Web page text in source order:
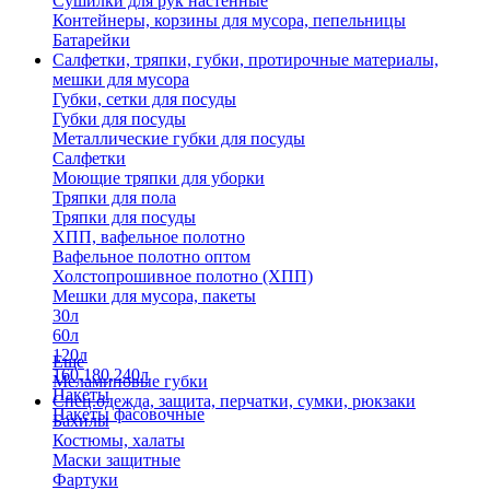
Контейнеры, корзины для мусора, пепельницы
Батарейки
Салфетки, тряпки, губки, протирочные материалы,
мешки для мусора
Губки, сетки для посуды
Губки для посуды
Металлические губки для посуды
Салфетки
Моющие тряпки для уборки
Тряпки для пола
Тряпки для посуды
ХПП, вафельное полотно
Вафельное полотно оптом
Холстопрошивное полотно (ХПП)
Мешки для мусора, пакеты
30л
60л
120л
160,180,240л
Пакеты
Пакеты фасовочные
Еще
Меламиновые губки
Спец.одежда, защита, перчатки, сумки, рюкзаки
Бахилы
Костюмы, халаты
Маски защитные
Фартуки